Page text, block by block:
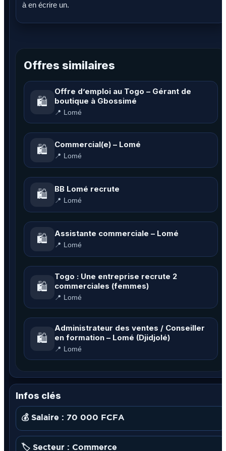
à en écrire un.
Offres similaires
🛍️
Offre d’emploi au Togo – Gérant de
boutique à Gbossimé
📍 Lomé
🛍️ Commercial(e) – Lomé
📍 Lomé
🛍️ BB Lomé recrute
📍 Lomé
🛍️ Assistante commerciale – Lomé
📍 Lomé
🛍️
Togo : Une entreprise recrute 2
commerciales (femmes)
📍 Lomé
🛍️
Administrateur des ventes / Conseiller
en formation – Lomé (Djidjolé)
📍 Lomé
Infos clés
💰 Salaire : 70 000 FCFA
🏷️ Secteur : Commerce